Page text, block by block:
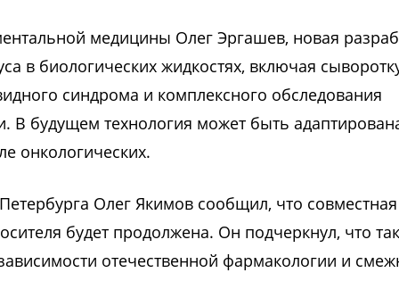
медицины Олег Эргашев, новая
в биологических жидкостях, включая
синдрома и комплексного обследования
будущем технология может быть
онкологических.
Олег Якимов сообщил, что
будет продолжена. Он подчеркнул, что
отечественной фармакологии и